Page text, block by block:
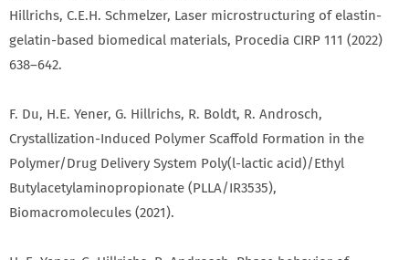
Hillrichs, C.E.H. Schmelzer, Laser microstructuring of elastin-
gelatin-based biomedical materials, Procedia CIRP 111 (2022)
638–642.
F. Du, H.E. Yener, G. Hillrichs, R. Boldt, R. Androsch,
Crystallization-Induced Polymer Scaffold Formation in the
Polymer/Drug Delivery System Poly(l-lactic acid)/Ethyl
Butylacetylaminopropionate (PLLA/IR3535),
Biomacromolecules (2021).